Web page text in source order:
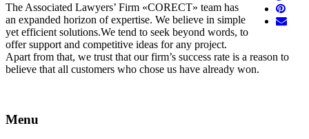
The Associated Lawyers’ Firm «CORECT» team has
an expanded horizon of expertise. We believe in simple
yet efficient solutions.We tend to seek beyond words, to
offer support and competitive ideas for any project.
Apart from that, we trust that our firm’s success rate is a reason to
believe that all customers who chose us have already won.
Menu